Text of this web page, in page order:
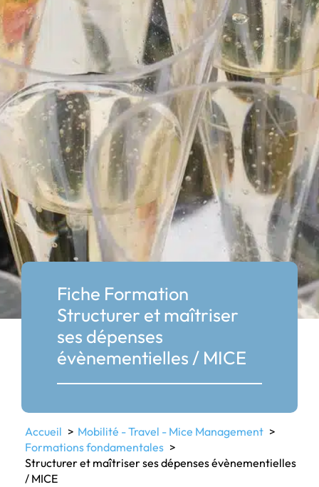
Fiche Formation
Structurer et maîtriser
ses dépenses
évènementielles / MICE
Accueil
Mobilité - Travel - Mice Management
Formations fondamentales
Structurer et maîtriser ses dépenses évènementielles
/ MICE